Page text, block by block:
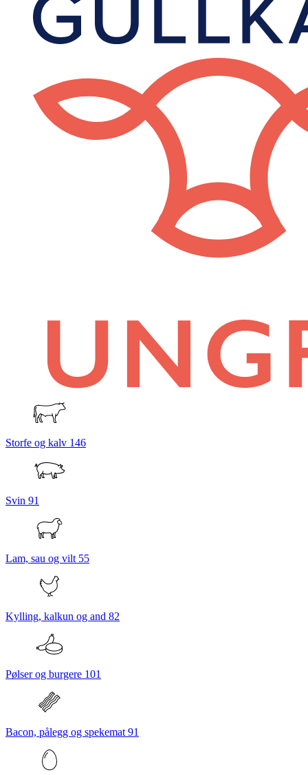
Storfe og kalv 146
Svin 91
Lam, sau og vilt 55
Kylling, kalkun og and 82
Pølser og burgere 101
Bacon, pålegg og spekemat 91